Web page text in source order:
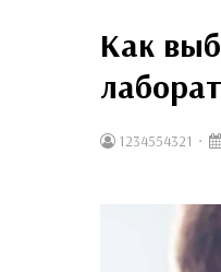
Как
1234554321